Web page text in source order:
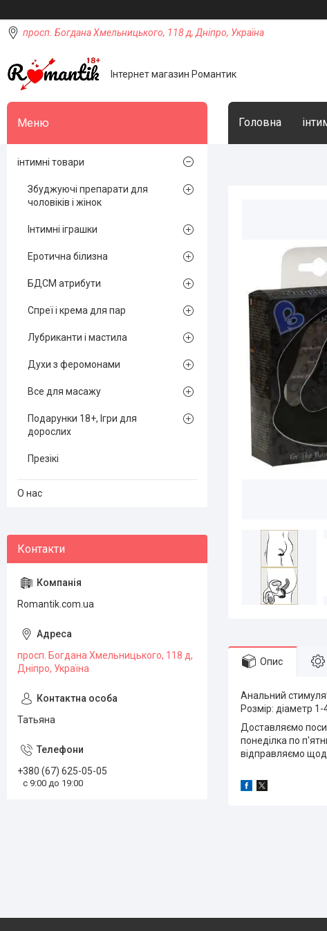
просп. Богдана Хмельницького, 118 д, Дніпро, Україна
Інтернет магазин Романтик
Головна
Опис
Анальний
Розмір: діаметр
Доставляємо
понеділка по
відправляємо
інтимні товари
Збуджуючі препарати для
чоловіків і жінок
Інтимні іграшки
Еротична білизна
БДСМ атрибути
Спреї і крема для пар
Лубриканти і мастила
Духи з феромонами
Все для масажу
Подарунки 18+, Ігри для
дорослих
Презікі
О нас
Romantik.com.ua
просп. Богдана Хмельницького, 118 д,
Дніпро, Україна
Татьяна
+380 (67) 625-05-05
с 9:00 до 19:00